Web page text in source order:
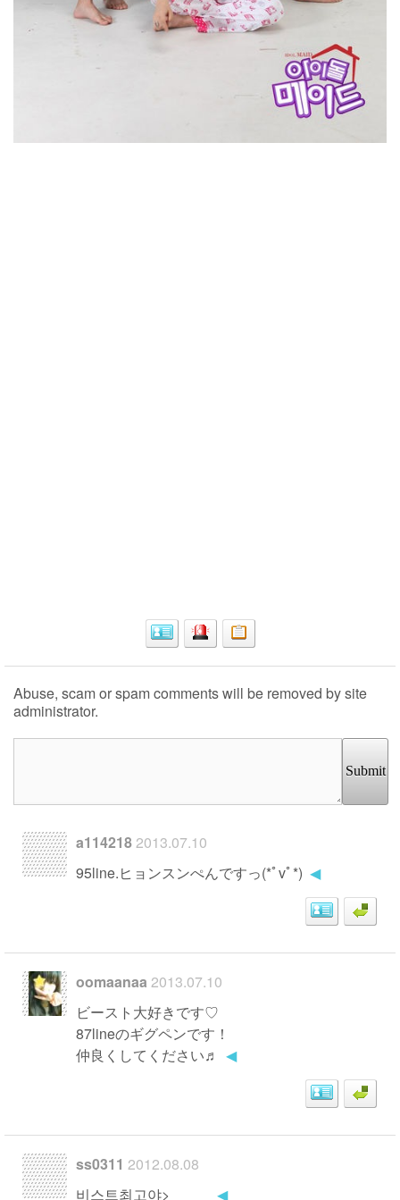
Abuse, scam or spam comments will be removed by site
administrator.
Submit
a1142182013.07.10
95line.ヒョンスンぺんですっ(*ﾟvﾟ*) ◀
oomaanaa 2013.07.10
ビースト大好きです♡
87lineのギグペンです！
仲良くしてください♬
◀
ss0311 2012.08.08
비스트최고야>_____
◀